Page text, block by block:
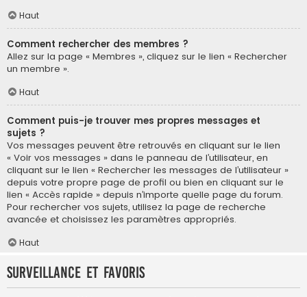
Haut
Comment rechercher des membres ?
Allez sur la page « Membres », cliquez sur le lien « Rechercher
un membre ».
Haut
Comment puis-je trouver mes propres messages et
sujets ?
Vos messages peuvent être retrouvés en cliquant sur le lien
« Voir vos messages » dans le panneau de l’utilisateur, en
cliquant sur le lien « Rechercher les messages de l’utilisateur »
depuis votre propre page de profil ou bien en cliquant sur le
lien « Accès rapide » depuis n’importe quelle page du forum.
Pour rechercher vos sujets, utilisez la page de recherche
avancée et choisissez les paramètres appropriés.
Haut
Surveillance et favoris